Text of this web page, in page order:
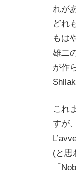
れが
どれ
もは
雄二
が作
これ
すが
(と思
「